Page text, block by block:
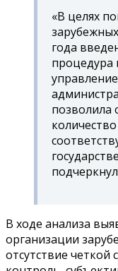
«В целях
года
процедура
позволила
В ходе анализа
организации
отсутствие четкой